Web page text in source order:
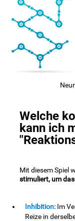
Welche
kann ich
Mit diesem Spiel
stimuliert, um
Inhibition: Im
Reize in